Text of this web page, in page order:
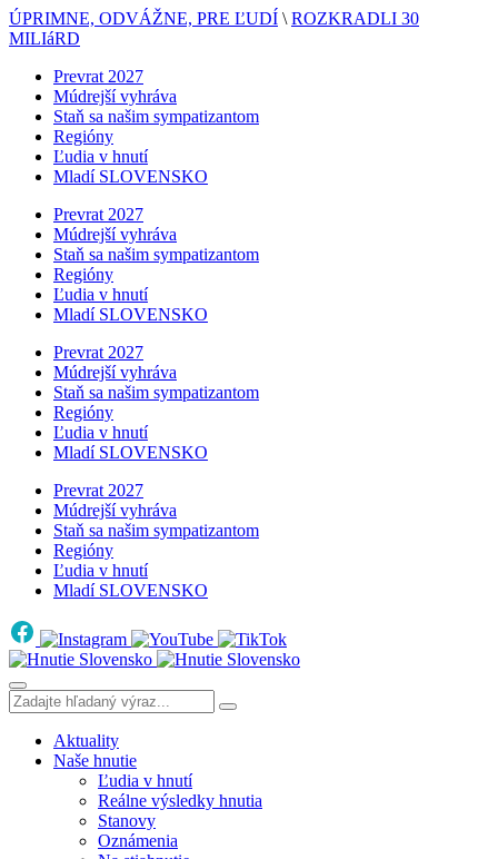
ÚPRIMNE, ODVÁŽNE, PRE ĽUDÍ \ ROZKRADLI 30
MILIáRD
Prevrat 2027
Múdrejší vyhráva
Staň sa našim sympatizantom
Regióny
Ľudia v hnutí
Mladí SLOVENSKO
Prevrat 2027
Múdrejší vyhráva
Staň sa našim sympatizantom
Regióny
Ľudia v hnutí
Mladí SLOVENSKO
Prevrat 2027
Múdrejší vyhráva
Staň sa našim sympatizantom
Regióny
Ľudia v hnutí
Mladí SLOVENSKO
Prevrat 2027
Múdrejší vyhráva
Staň sa našim sympatizantom
Regióny
Ľudia v hnutí
Mladí SLOVENSKO
Aktuality
Naše hnutie
Ľudia v hnutí
Reálne výsledky hnutia
Stanovy
Oznámenia